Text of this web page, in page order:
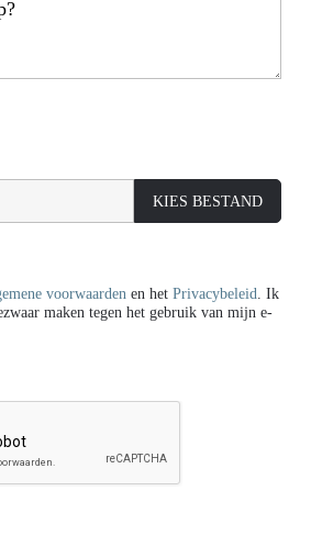
KIES BESTAND
voorwaarden en het Privacybeleid . Ik
maken tegen het gebruik van mijn e-